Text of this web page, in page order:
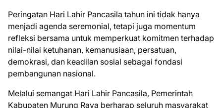
Peringatan Hari Lahir Pancasila tahun ini tidak hanya
menjadi agenda seremonial, tetapi juga momentum
refleksi bersama untuk memperkuat komitmen terhadap
nilai-nilai ketuhanan, kemanusiaan, persatuan,
demokrasi, dan keadilan sosial sebagai fondasi
pembangunan nasional.
Melalui semangat Hari Lahir Pancasila, Pemerintah
Kabupaten Murung Raya berharap seluruh masyarakat